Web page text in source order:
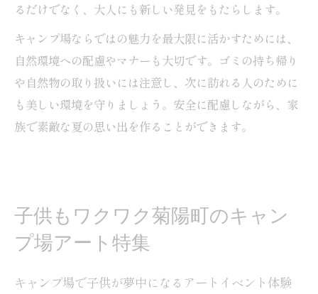
るだけでなく、大人にも新しい発見をもたらします。
キャンプ場ならではの魅力を最大限に活かすためには、
自然環境への配慮やマナーも大切です。ゴミの持ち帰り
や自然物の取り扱いには注意し、次に訪れる人のために
も美しい環境を守りましょう。安全に配慮しながら、家
族で素敵な夏の思い出を作ることができます。
子供もワクワク菊陽町のキャン
プ場アート特集
キャンプ場で子供が夢中になるアートイベント体験